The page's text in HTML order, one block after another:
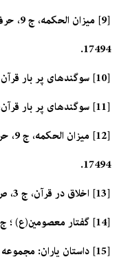
17494.
[10] سوگندهاى پر بار قرآن ؛ ص373.
[11] سوگندهاى پر بار قرآن، ص: 374.
17494.
[13] اخلاق در قرآن، ج 3، ص 94.
[14] گفتار معصومين(ع) ؛ ج‏2 ؛ ص202.
[15] داستان ياران: